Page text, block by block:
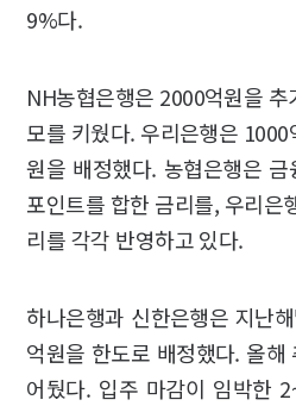
9%다.
NH농협은행은 2000억원을
모를 키웠다. 우리은행은
원을 배정했다. 농협은행은
포인트를 합한 금리를, 우리은
리를 각각 반영하고 있다.
하나은행과 신한은행은 지난
억원을 한도로 배정했다. 올해
어뒀다. 입주 마감이 임박한